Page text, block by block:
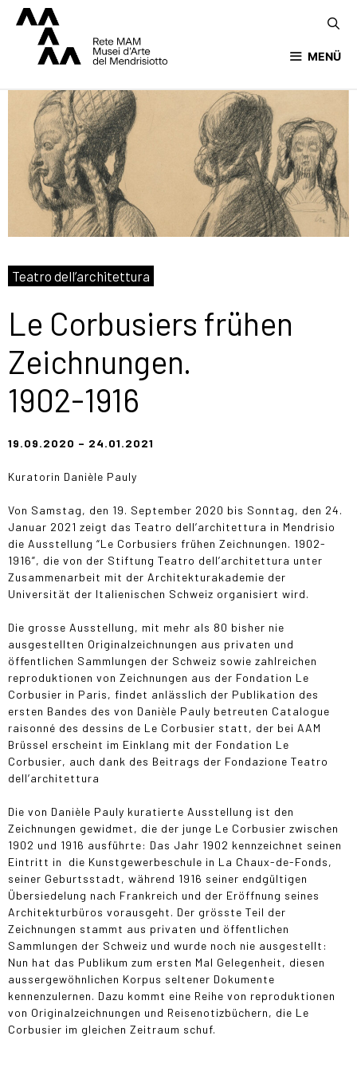
MENÜ
Teatro dell’architettura
Le Corbusiers frühen
Zeichnungen.
1902-1916
19.09.2020 – 24.01.2021
Kuratorin Danièle Pauly
Von Samstag, den 19. September 2020 bis Sonntag, den 24.
Januar 2021 zeigt das Teatro dell’architettura in Mendrisio
die Ausstellung “Le Corbusiers frühen Zeichnungen. 1902-
1916”, die von der Stiftung Teatro dell’architettura unter
Zusammenarbeit mit der Architekturakademie der
Universität der Italienischen Schweiz organisiert wird.
Die grosse Ausstellung, mit mehr als 80 bisher nie
ausgestellten Originalzeichnungen aus privaten und
öffentlichen Sammlungen der Schweiz sowie zahlreichen
reproduktionen von Zeichnungen aus der Fondation Le
Corbusier in Paris, findet anlässlich der Publikation des
ersten Bandes des von Danièle Pauly betreuten Catalogue
raisonné des dessins de Le Corbusier statt, der bei AAM
Brüssel erscheint im Einklang mit der Fondation Le
Corbusier, auch dank des Beitrags der Fondazione Teatro
dell’architettura
Die von Danièle Pauly kuratierte Ausstellung ist den
Zeichnungen gewidmet, die der junge Le Corbusier zwischen
1902 und 1916 ausführte: Das Jahr 1902 kennzeichnet seinen
Eintritt in die Kunstgewerbeschule in La Chaux-de-Fonds,
seiner Geburtsstadt, während 1916 seiner endgültigen
Übersiedelung nach Frankreich und der Eröffnung seines
Architekturbüros vorausgeht. Der grösste Teil der
Zeichnungen stammt aus privaten und öffentlichen
Sammlungen der Schweiz und wurde noch nie ausgestellt:
Nun hat das Publikum zum ersten Mal Gelegenheit, diesen
aussergewöhnlichen Korpus seltener Dokumente
kennenzulernen. Dazu kommt eine Reihe von reproduktionen
von Originalzeichnungen und Reisenotizbüchern, die Le
Corbusier im gleichen Zeitraum schuf.